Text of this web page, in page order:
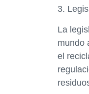
3.
La
mundo
el